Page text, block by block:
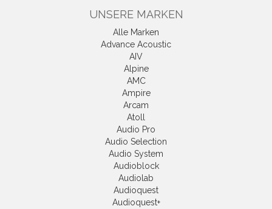
UNSERE MARKEN
Alle Marken
Advance Acoustic
AIV
Alpine
AMC
Ampire
Arcam
Atoll
Audio Pro
Audio Selection
Audio System
Audioblock
Audiolab
Audioquest
Audioquest+